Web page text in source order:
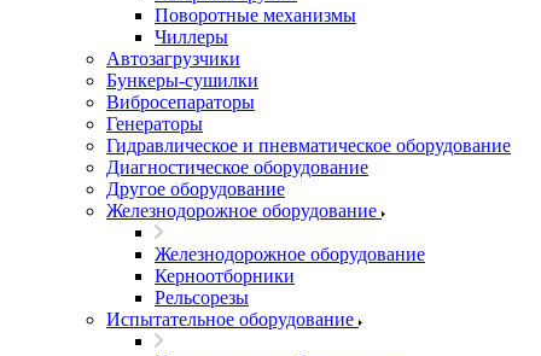
Поворотные механизмы
Чиллеры
Автозагрузчики
Бункеры-сушилки
Вибросепараторы
Генераторы
Гидравлическое и пневматическое оборудование
Диагностическое оборудование
Другое оборудование
Железнодорожное оборудование
Железнодорожное оборудование
Керноотборники
Рельсорезы
Испытательное оборудование